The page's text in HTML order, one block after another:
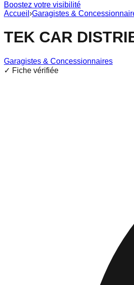
Boostez votre visibilité
Accueil ›Garagistes &
TEK CAR
Garagistes & Concessionnaires
✓ Fiche vérifiée